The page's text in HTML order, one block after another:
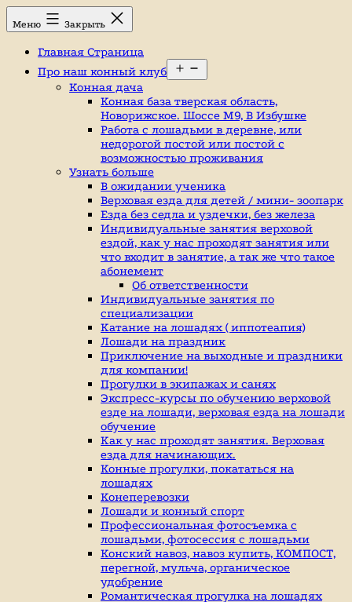
Перейти
к
Конный
клуб,
Ромашково,
лошади,
индивидуальные
Меню Закрыть
Главная Страница
Про наш конный клуб
меню
Конная дача
Конная база тверская область,
Новорижское. Шоссе М9, В Избушке
Работа с лошадьми в деревне, или
недорогой постой или постой с
возможностью проживания
Узнать больше
В ожидании ученика
Верховая езда для детей / мини- зоопарк
Езда без седла и уздечки, без железа
Индивидуальные занятия верховой
ездой, как у нас проходят занятия или
что входит в занятие, а так же что такое
абонемент
Об ответственности
Индивидуальные занятия по
специализации
Катание на лошадях ( иппотеапия)
Лошади на праздник
Приключение на выходные и праздники
для компании!
Прогулки в экипажах и санях
Экспресс-курсы по обучению верховой
езде на лошади, верховая езда на лошади
обучение
Как у нас проходят занятия. Верховая
езда для начинающих.
Конные прогулки, покататься на
лошадях
Конеперевозки
Лошади и конный спорт
Профессиональная фотосъемка с
лошадьми, фотосессия с лошадьми
Конский навоз, навоз купить, КОМПОСТ,
перегной, мульча, органическое
удобрение
Романтическая прогулка на лошадях